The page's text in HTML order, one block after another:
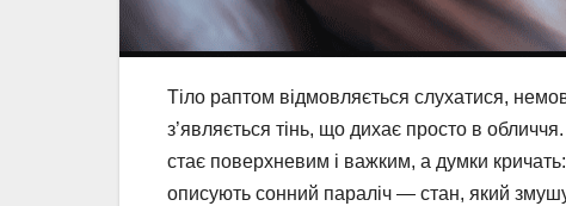
Тіло раптом відмовляється слухатися,
з’являється тінь, що дихає просто в
стає поверхневим і важким, а думки
описують сонний параліч — стан, який